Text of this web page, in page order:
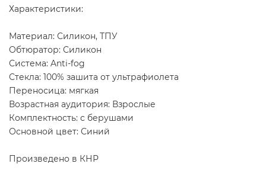
Характеристики:
Материал: Силикон, ТПУ
Обтюратор: Силикон
Система: Anti-fog
Стекла: 100% зашита от ультрафиолета
Переносица: мягкая
Возрастная аудитория: Взрослые
Комплектность: с берушами
Основной цвет: Синий
Произведено в КНР